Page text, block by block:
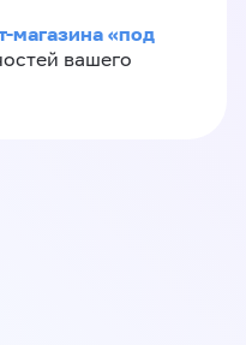
магазина «под
вашего